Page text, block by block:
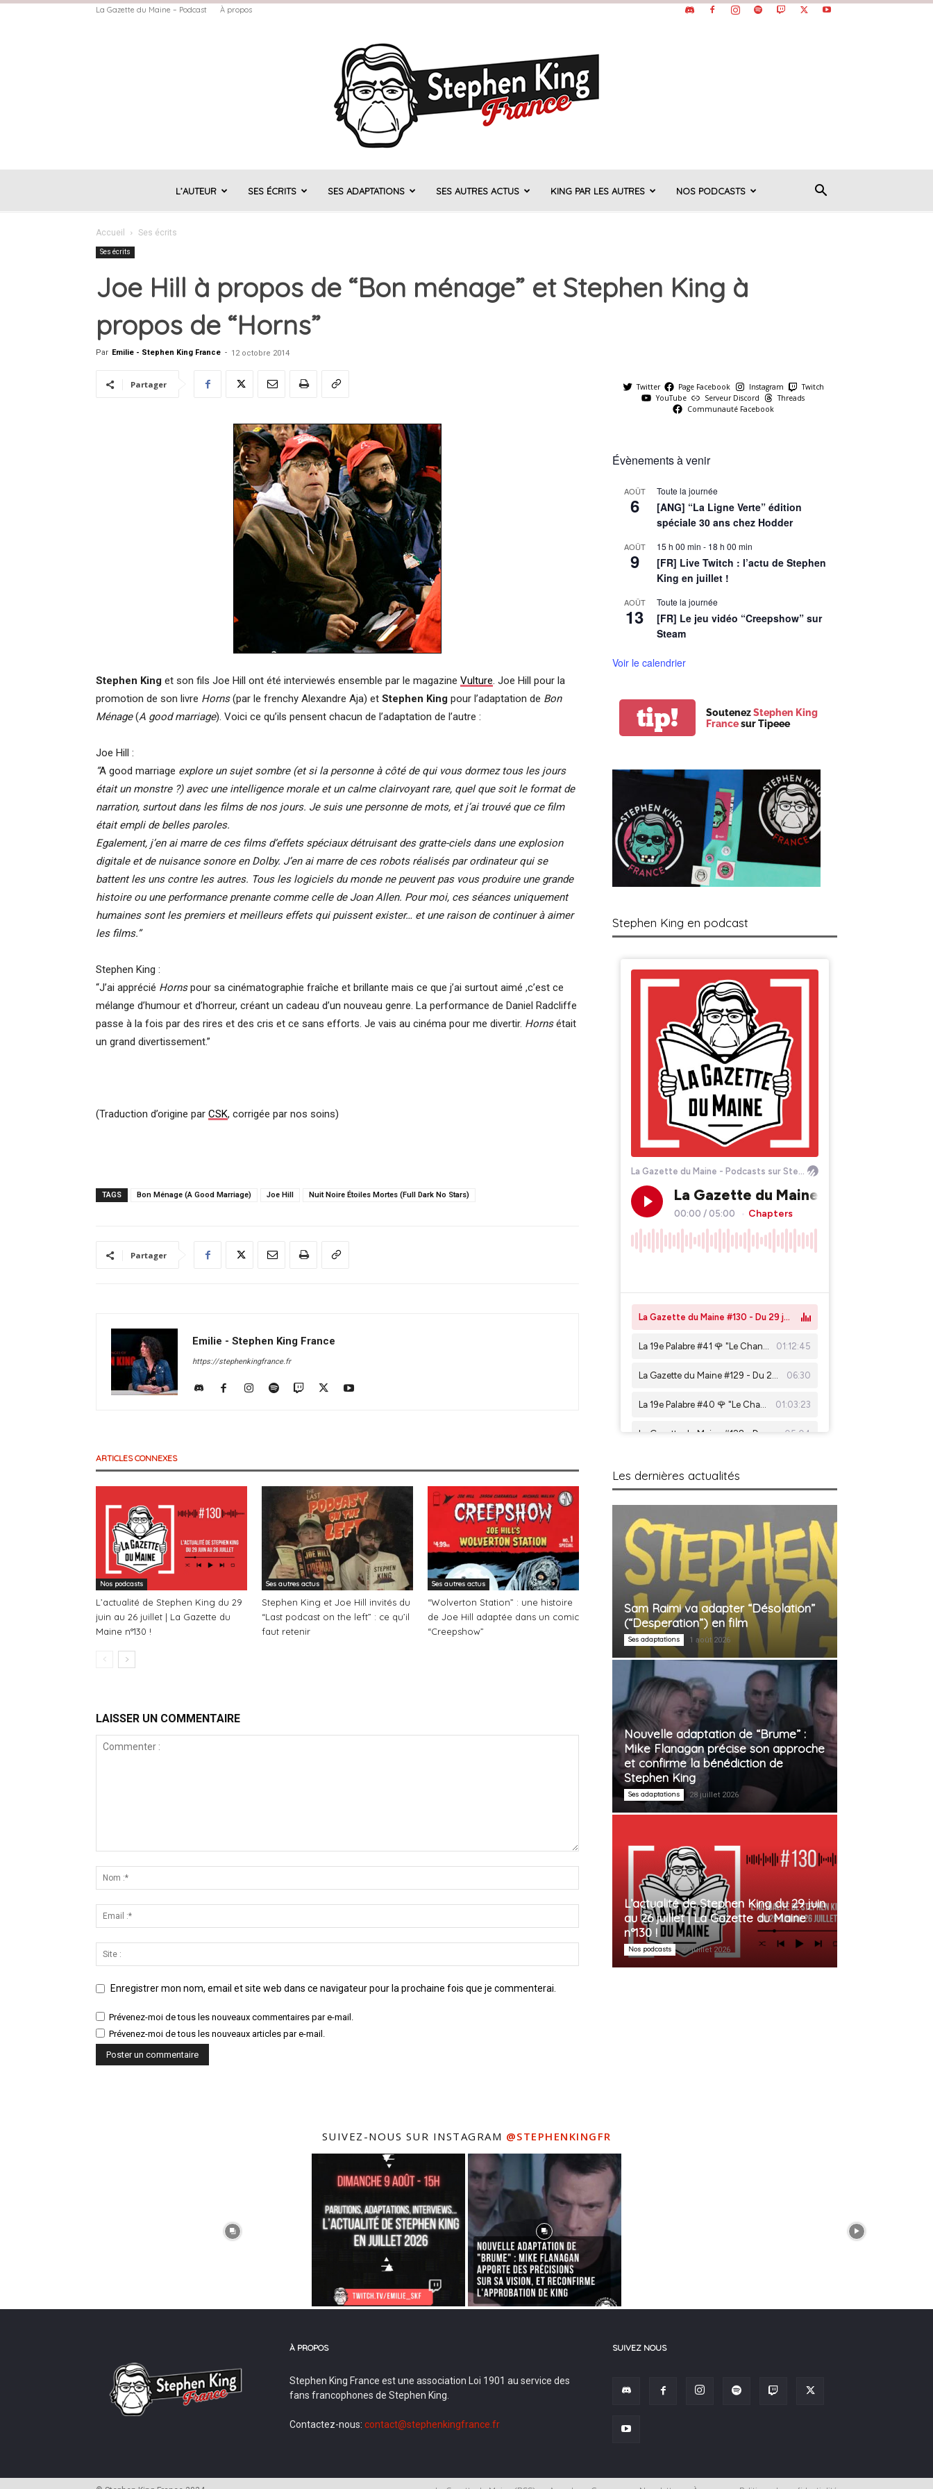
La Gazette du Maine – Podcast À propos
Stephen
King
L’AUTEUR SES ÉCRITS SES ADAPTATIONS SES AUTRES ACTUS KING PAR LES AUTRES NOS PODCASTS
Accueil Ses écrits
Ses écrits
Joe Hill à propos de “Bon ménage” et Stephen King à
propos de “Horns”
Par Emilie - Stephen King France - 12 octobre 2014
Partager
Stephen King et son fils Joe Hill ont été interviewés ensemble par le magazine Vulture. Joe Hill pour la
promotion de son livre Horns(par le frenchy Alexandre Aja) et Stephen King pour l’adaptation de Bon
Ménage(A good marriage). Voici ce qu’ils pensent chacun de l’adaptation de l’autre :
Joe Hill :
“A good marriage explore un sujet sombre (et si la personne à côté de qui vous dormez tous les jours
était un monstre ?) avec une intelligence morale et un calme clairvoyant rare, quel que soit le format de
narration, surtout dans les films de nos jours. Je suis une personne de mots, et j’ai trouvé que ce film
était empli de belles paroles.
Egalement, j’en ai marre de ces films d’effets spéciaux détruisant des gratte-ciels dans une explosion
digitale et de nuisance sonore en Dolby. J’en ai marre de ces robots réalisés par ordinateur qui se
battent les uns contre les autres. Tous les logiciels du monde ne peuvent pas vous produire une grande
histoire ou une performance prenante comme celle de Joan Allen. Pour moi, ces séances uniquement
humaines sont les premiers et meilleurs effets qui puissent exister… et une raison de continuer à aimer
les films.”
Stephen King :
“J’ai apprécié Hornspour sa cinématographie fraîche et brillante mais ce que j’ai surtout aimé ,c’est ce
mélange d’humour et d’horreur, créant un cadeau d’un nouveau genre. La performance de Daniel Radcliffe
passe à la fois par des rires et des cris et ce sans efforts. Je vais au cinéma pour me divertir. Hornsétait
un grand divertissement.”
(Traduction d’origine par CSK, corrigée par nos soins)
TAGS Bon Ménage (A Good Marriage) Joe Hill Nuit Noire Étoiles Mortes (Full Dark No Stars)
Partager
Emilie - Stephen King France
https://stephenkingfrance.fr
ARTICLES CONNEXES
Nos podcasts
L’actualité de Stephen King du 29
juin au 26 juillet | La Gazette du
Maine n°130 !
Ses autres actus
Stephen King et Joe Hill invités du
“Last podcast on the left” : ce qu’il
faut retenir
Ses autres actus
“Wolverton Station” : une histoire
de Joe Hill adaptée dans un comic
“Creepshow”
LAISSER UN COMMENTAIRE
Enregistrer mon nom, email et site web dans ce navigateur pour la prochaine fois que je commenterai.
Prévenez-moi de tous les nouveaux commentaires par e-mail.
Prévenez-moi de tous les nouveaux articles par e-mail.
Twitter Page Facebook Instagram
Twitch
YouTube
Serveur Discord
Threads
Communauté Facebook
Évènements à venir
AOÛT
6
Toute la journée
[ANG] “La Ligne Verte” édition
spéciale 30 ans chez Hodder
AOÛT
9
15 h 00 min - 18 h 00 min
[FR] Live Twitch : l’actu de Stephen
King en juillet !
AOÛT
13
Toute la journée
[FR] Le jeu vidéo “Creepshow” sur
Steam
Voir le calendrier
tip! SoutenezStephen King
Francesur Tipeee
Stephen King en podcast
Les dernières actualités
Sam Raimi va adapter “Désolation”
(“Desperation”) en film
Ses adaptations 1 août 2026
Nouvelle adaptation de “Brume” :
Mike Flanagan précise son approche
et confirme la bénédiction de
Stephen King
Ses adaptations 28 juillet 2026
L’actualité de Stephen King du 29 juin
au 26 juillet | La Gazette du Maine
n°130 !
Nos podcasts 27 juillet 2026
SUIVEZ-NOUS SUR INSTAGRAM @STEPHENKINGFR
À PROPOS
Stephen King France est une association Loi 1901 au service des
fans francophones de Stephen King.
Contactez-nous: contact@stephenkingfrance.fr
SUIVEZ NOUS